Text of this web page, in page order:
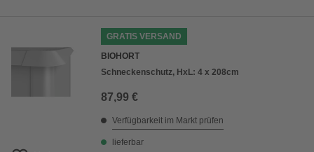
GRATIS VERSAND
BIOHORT
Schneckenschutz, HxL: 4 x 208cm
87,99 €
Verfügbarkeit im Markt prüfen
lieferbar